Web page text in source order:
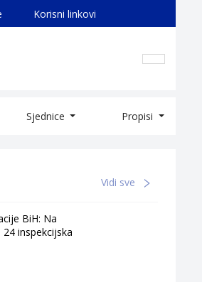
Korisni linkovi
Sjednice Propisi
Vidi sve
BiH: Na
inspekcijska